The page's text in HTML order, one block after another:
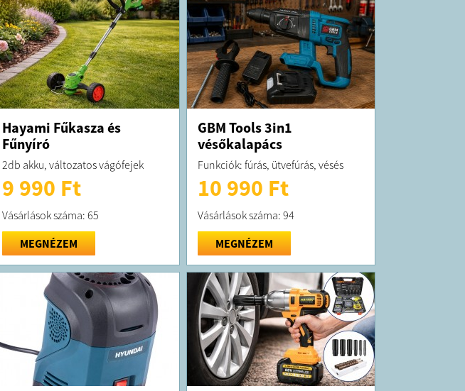
Hayami Fűkasza és
Fűnyíró
2db akku, változatos vágófejek
9 990 Ft
Vásárlások száma: 65
MEGNÉZEM
GBM Tools 3in1
vésőkalapács
Funkciók: fúrás, ütvefúrás, vésés
10 990 Ft
Vásárlások száma: 94
MEGNÉZEM